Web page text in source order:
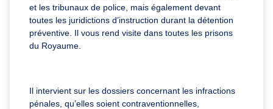
et les tribunaux de police, mais également devant
toutes les juridictions d’instruction durant la détention
préventive. Il vous rend visite dans toutes les prisons
du Royaume.
Il intervient sur les dossiers concernant les infractions
pénales, qu’elles soient contraventionnelles,